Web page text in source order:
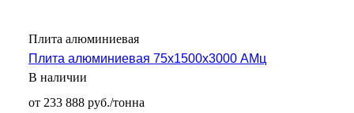
Плита алюминиевая
Плита алюминиевая 75х1500х3000 АМц
В наличии
от 233 888 руб./тонна